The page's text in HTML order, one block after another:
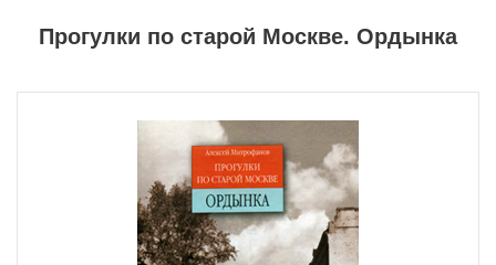
Прогулки по старой Москве. Ордынка